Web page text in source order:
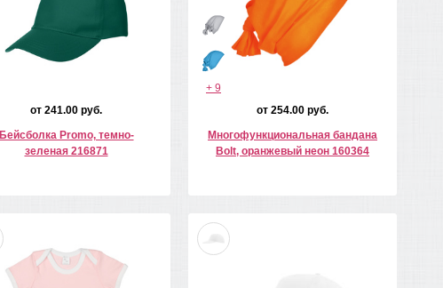
от 241.00 руб.
Бейсболка Promo, темно-
зеленая 216871
+ 9
от 254.00 руб.
Многофункциональная бандана
Bolt, оранжевый неон 160364